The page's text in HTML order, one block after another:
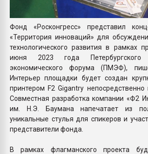
Фонд «Росконгресс» представил
«Территория инноваций» для
технологического развития в рамках
июня 2023 года Петербургского
экономического форума (ПМЭФ),
Интерьер площадки будет создан
принтером F2 Gigantry
Совместная разработка компании «Ф2
им. Н.Э. Баумана напечатает из
уникальные стулья для спикеров и
представители фонда.
В рамках флагманского проекта